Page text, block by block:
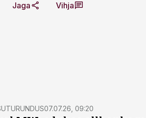
Jaga Vihja
07.07.26, 09:20